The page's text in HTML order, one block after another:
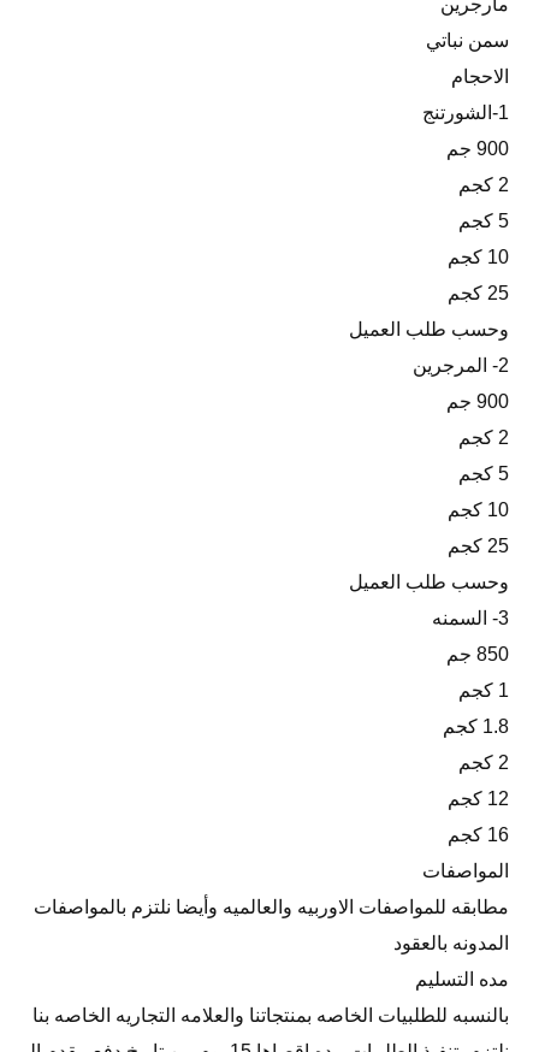
مارجرين
سمن نباتي
الاحجام
1-الشورتنج
900 جم
2 كجم
5 كجم
10 كجم
25 كجم
وحسب طلب العميل
2- المرجرين
900 جم
2 كجم
5 كجم
10 كجم
25 كجم
وحسب طلب العميل
3- السمنه
850 جم
1 كجم
1.8 كجم
2 كجم
12 كجم
16 كجم
المواصفات
مطابقه للمواصفات الاوربيه والعالميه وأيضا نلتزم بالمواصفات
المدونه بالعقود
مده التسليم
بالنسبه للطلبيات الخاصه بمنتجاتنا والعلامه التجاريه الخاصه بنا